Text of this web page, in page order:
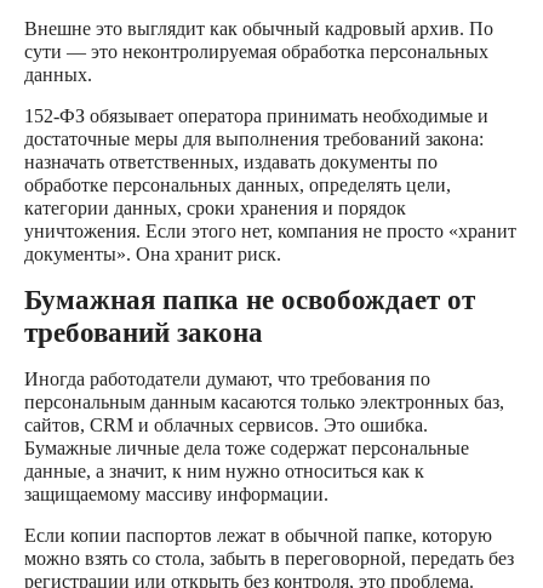
Внешне это выглядит как обычный кадровый архив. По
сути — это неконтролируемая обработка персональных
данных.
152-ФЗ обязывает оператора принимать необходимые и
достаточные меры для выполнения требований закона:
назначать ответственных, издавать документы по
обработке персональных данных, определять цели,
категории данных, сроки хранения и порядок
уничтожения. Если этого нет, компания не просто «хранит
документы». Она хранит риск.
Бумажная папка не освобождает от
требований закона
Иногда работодатели думают, что требования по
персональным данным касаются только электронных баз,
сайтов, CRM и облачных сервисов. Это ошибка.
Бумажные личные дела тоже содержат персональные
данные, а значит, к ним нужно относиться как к
защищаемому массиву информации.
Если копии паспортов лежат в обычной папке, которую
можно взять со стола, забыть в переговорной, передать без
регистрации или открыть без контроля, это проблема.